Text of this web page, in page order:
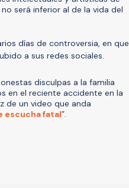
será inferior al de la vida del
días de controversia, en que
a sus redes sociales.
disculpas a la familia
en el reciente accidente en la
de un video que anda
escucha fatal”.